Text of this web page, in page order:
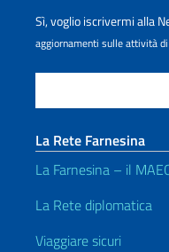
Sì, voglio iscrivermi alla
aggiornamenti sulle attività
La Rete Farnesina
La Farnesina – il
La Rete diplomatica
Viaggiare sicuri